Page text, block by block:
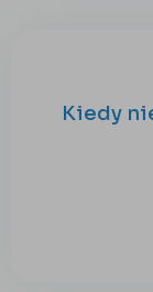
Kiedy